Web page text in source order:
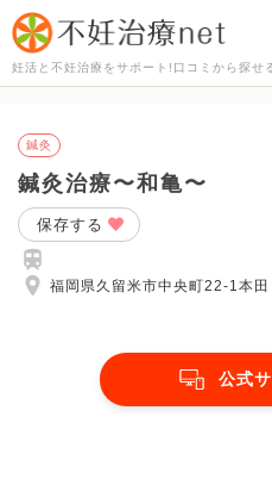
妊活と不妊治療をサポート!口コミから探せ
鍼灸
鍼灸治療〜和亀〜
保存する
福岡県久留米市中央町22-1本
公式